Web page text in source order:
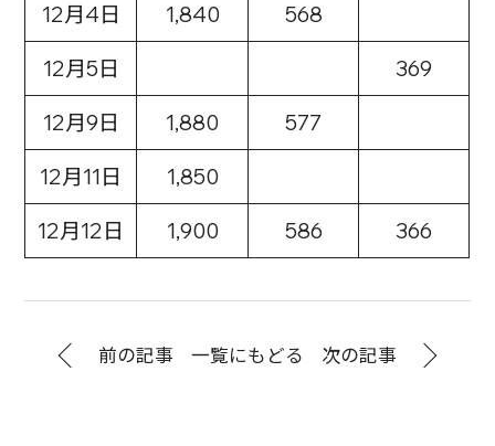
12月4日 1,840 568
12月5日 369
12月9日 1,880 577
12月11日 1,850
12月12日 1,900 586 366
前の記事 一覧にもどる 次の記事